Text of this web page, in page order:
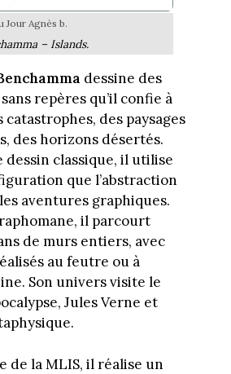
Jour Agnès b.
– Islands.
dessine des
repères qu’il confie à
catastrophes, des paysages
des horizons désertés.
dessin classique, il utilise
que l’abstraction
aventures graphiques.
il parcourt
de murs entiers, avec
au feutre ou à
Son univers visite le
Jules Verne et
de la MLIS, il réalise un